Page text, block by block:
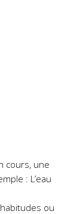
cours, une
: L’eau
ou